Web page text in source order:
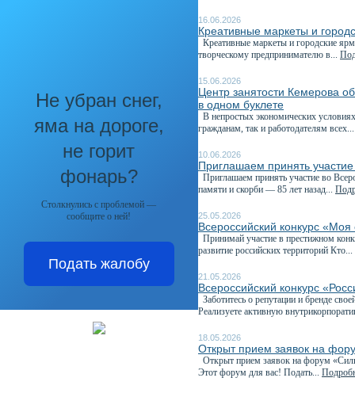
Не убран снег,
яма на дороге,
не горит
фонарь?
Столкнулись с проблемой —
сообщите о ней!
Подать жалобу
16.06.2026
Креативные маркеты и
Креативные маркеты и городские
творческому предпринимателю в...
15.06.2026
Центр занятости Кемерова
в одном буклете
В непростых экономических
гражданам, так и работодателям
10.06.2026
Приглашаем принять
Приглашаем принять участие во
памяти и скорби — 85 лет назад...
25.05.2026
Всероссийский конкурс
Принимай участие в престижном
развитие российских территорий Кто...
21.05.2026
Всероссийский конкурс
Заботитесь о репутации и бренде
Реализуете активную
18.05.2026
Открыт прием заявок на
Открыт прием заявок на форум
Этот форум для вас! Подать...